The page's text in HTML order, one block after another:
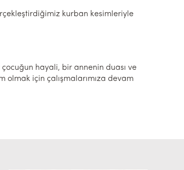
kurban kesimleriyle
hayali, bir annenin duası ve
için çalışmalarımıza devam